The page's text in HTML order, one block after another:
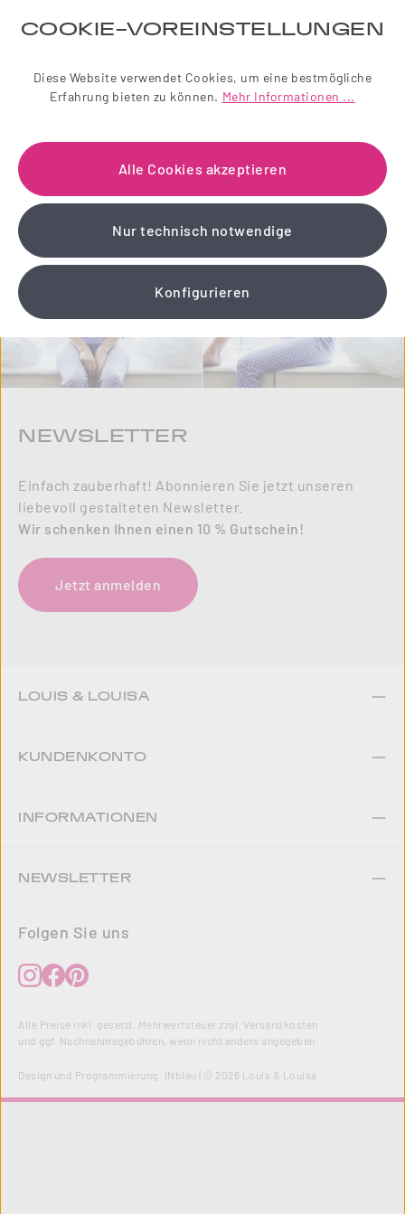
NEWSLETTER
Einfach zauberhaft! Abonnieren Sie jetzt unseren
liebevoll gestalteten Newsletter.
Wir schenken Ihnen einen 10 % Gutschein!
Jetzt anmelden
LOUIS & LOUISA
KUNDENKONTO
INFORMATIONEN
NEWSLETTER
Folgen Sie uns
Alle Preise inkl. gesetzl. Mehrwertsteuer zzgl. Versandkosten
und ggf. Nachnahmegebühren, wenn nicht anders angegeben.
Design und Programmierung: INblau | © 2026 Louis & Louisa
COOKIE-VOREINSTELLUNGEN
Diese Website verwendet Cookies, um eine bestmögliche
Erfahrung bieten zu können. Mehr Informationen ...
Alle Cookies akzeptieren
Nur technisch notwendige
Konfigurieren